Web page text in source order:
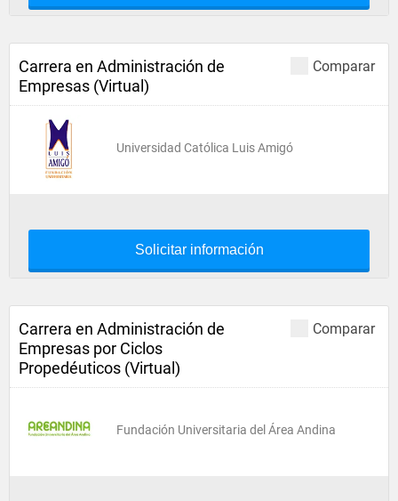
Comparar
Carrera en Administración de
Empresas (Virtual)
Universidad Católica Luis Amigó
Solicitar información
Comparar
Carrera en Administración de
Empresas por Ciclos
Propedéuticos (Virtual)
Fundación Universitaria del Área Andina